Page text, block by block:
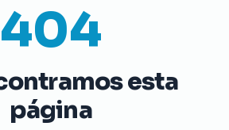
404
esta
página